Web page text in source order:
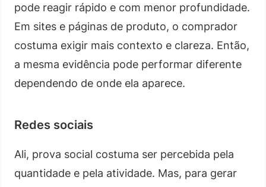
pode reagir rápido e com menor profundidade.
Em sites e páginas de produto, o comprador
costuma exigir mais contexto e clareza. Então,
a mesma evidência pode performar diferente
dependendo de onde ela aparece.
Redes sociais
Ali, prova social costuma ser percebida pela
quantidade e pela atividade. Mas, para gerar